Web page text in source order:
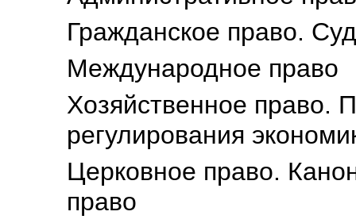
Гражданское право.
Международное право
Хозяйственное право.
регулирования
Церковное право.
право